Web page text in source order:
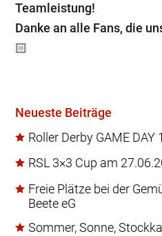
Teamleistung!
Danke an alle Fans, die
🏻
Neueste Beiträge
Roller Derby GAME
RSL 3×3 Cup am
Freie Plätze bei der
Beete eG
Sommer, Sonne,